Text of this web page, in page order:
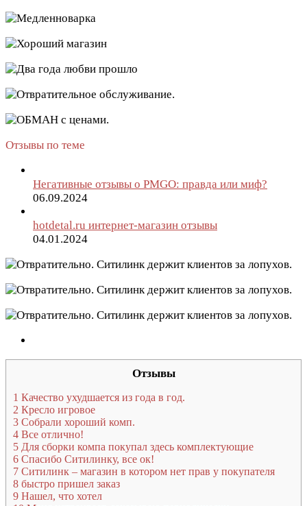
Отзывы по теме
Негативные отзывы о PMGO: правда или миф?
06.09.2024
hotdetal.ru интернет-магазин отзывы
04.01.2024
Отзывы
1 Качество ухудшается из года в год.
2 Кресло игровое
3 Собрали хороший комп.
4 Все отлично!
5 Для сборки компа покупал здесь комплектующие
6 Спасибо Ситилинку, все ок!
7 Ситилинк – магазин в котором нет прав у покупателя
8 быстро пришел заказ
9 Нашел, что хотел